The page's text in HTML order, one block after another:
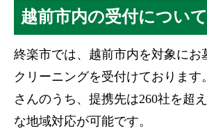
越前市内の受付について
終楽市では、越前市内を対象にお
クリーニングを受付けております
さんのうち、提携先は260社を超
な地域対応が可能です。